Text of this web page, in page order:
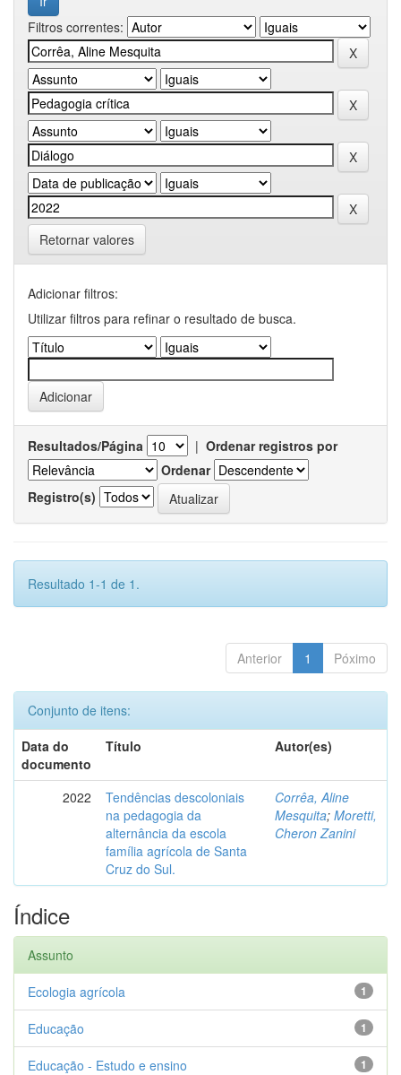
Filtros correntes:
Retornar valores
Adicionar filtros:
Utilizar filtros para refinar o resultado de busca.
Resultados/Página | Ordenar registros por
Ordenar
Registro(s)
Resultado 1-1 de 1.
Anterior 1 Póximo
Conjunto de itens:
Data do
documento
Título Autor(es)
2022
Tendências descoloniais
na pedagogia da
alternância da escola
família agrícola de Santa
Cruz do Sul.
Corrêa, Aline
Mesquita; Moretti,
Cheron Zanini
Índice
Assunto
1
Ecologia agrícola
1
Educação
1
Educação - Estudo e ensino